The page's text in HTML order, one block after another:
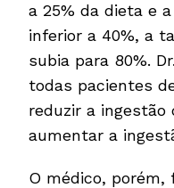
a 25% da dieta e
inferior a 40%, a
subia para 80%.
todas pacientes
reduzir a ingestão
aumentar a
O médico, porém,